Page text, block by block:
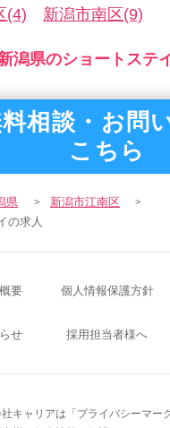
(4) 新潟市南区(9)
潟県のショートステ
相談・お問
こちら
県
新潟市江南区
の求人
要 個人情報保護方針
せ 採用担当者様へ
キャリアは「プライバシーマー